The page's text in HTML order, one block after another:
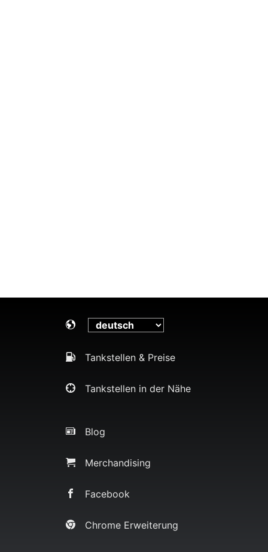
Tankstellen & Preise
Tankstellen in der Nähe
Blog
Merchandising
Facebook
Chrome Erweiterung